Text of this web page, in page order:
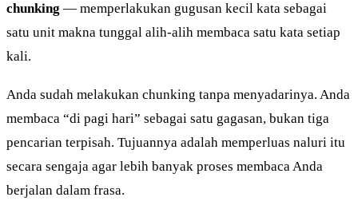
chunking — memperlakukan gugusan kecil kata sebagai
satu unit makna tunggal alih-alih membaca satu kata setiap
kali.
Anda sudah melakukan chunking tanpa menyadarinya. Anda
membaca “di pagi hari” sebagai satu gagasan, bukan tiga
pencarian terpisah. Tujuannya adalah memperluas naluri itu
secara sengaja agar lebih banyak proses membaca Anda
berjalan dalam frasa.